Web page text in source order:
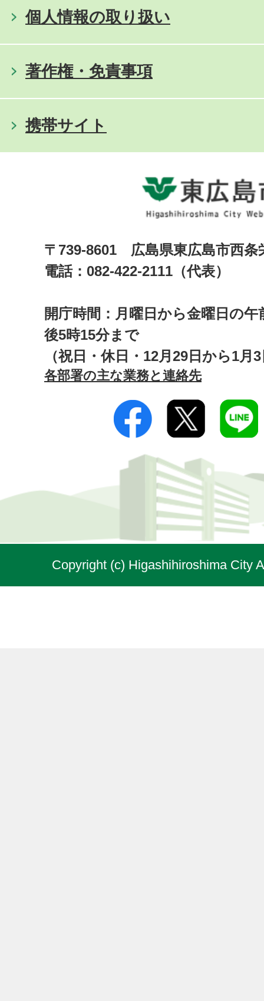
個人情報の取り扱い
著作権・免責事項
携帯サイト
〒739-8601 広島県東広島市西
電話：082-422-2111（代表）
開庁時間：月曜日から金曜日の午
後5時15分まで
（祝日・休日・12月29日から1月
各部署の主な業務と連絡先
Copyright (c) Higashihiroshima City